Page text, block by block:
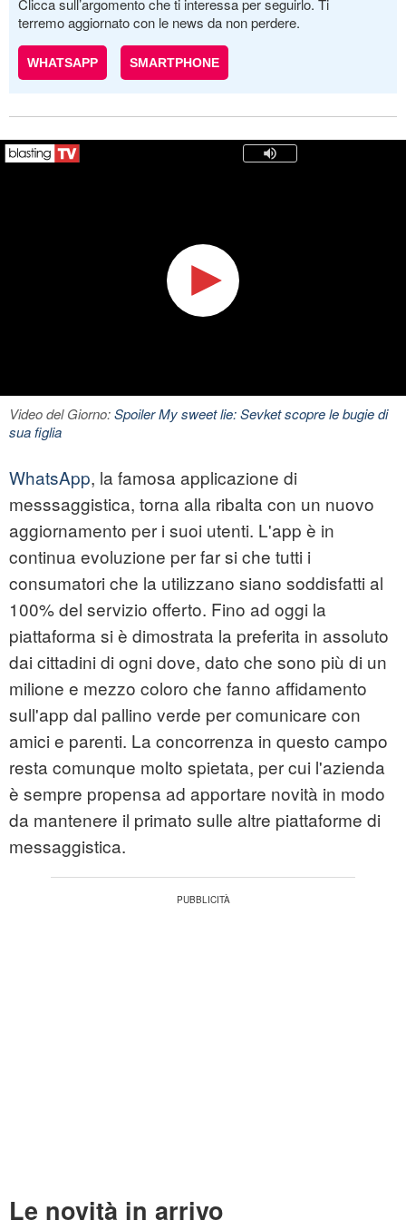
terremo aggiornato con le news da non perdere.
WHATSAPP SMARTPHONE
Video del Giorno:Spoiler My sweet lie: Sevket scopre le bugie di
sua figlia
WhatsApp, la famosa applicazione di
messsaggistica, torna alla ribalta con un nuovo
aggiornamento per i suoi utenti. L'app è in
continua evoluzione per far si che tutti i
consumatori che la utilizzano siano soddisfatti al
100% del servizio offerto. Fino ad oggi la
piattaforma si è dimostrata la preferita in assoluto
dai cittadini di ogni dove, dato che sono più di un
milione e mezzo coloro che fanno affidamento
sull'app dal pallino verde per comunicare con
amici e parenti. La concorrenza in questo campo
resta comunque molto spietata, per cui l'azienda
è sempre propensa ad apportare novità in modo
da mantenere il primato sulle altre piattaforme di
messaggistica.
Le novità in arrivo